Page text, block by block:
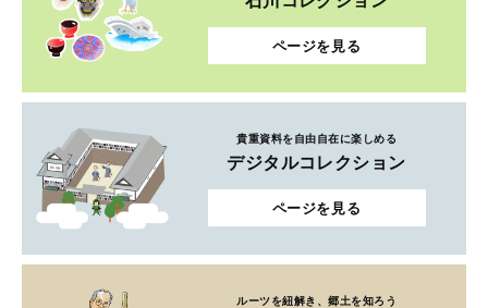
ページを見る
貴重資料を自由自在に楽しめる
デジタルコレクション
ページを見る
ルーツを紐解き、郷土を知ろう